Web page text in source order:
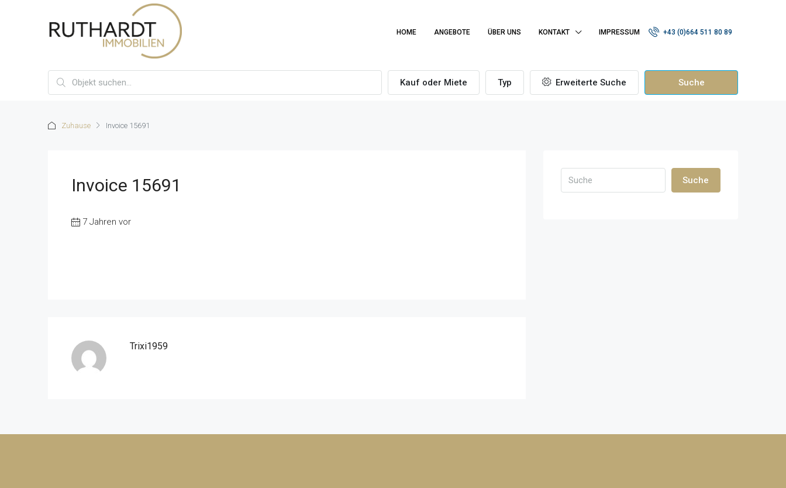
HOME ANGEBOTE ÜBER UNS KONTAKT IMPRESSUM +43 (0)664 511 80 89
Kauf oder Miete Typ Erweiterte Suche Suche
Zuhause Invoice 15691
Invoice 15691
7 Jahren vor
Trixi1959
Suche